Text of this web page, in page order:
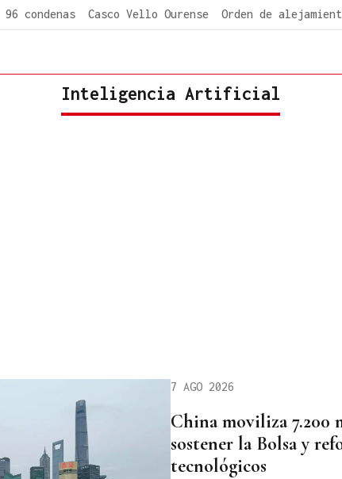
96 condenas Casco Vello Ourense Orden de
Inteligencia Artificial
7 AGO 2026
China moviliza 7.200
sostener la Bolsa y
tecnológicos